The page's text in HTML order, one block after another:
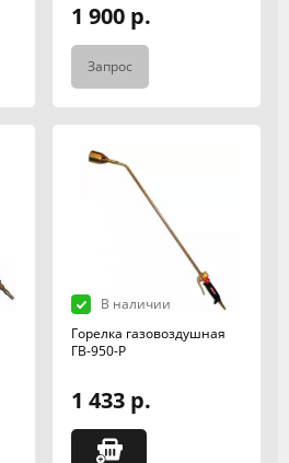
1 900 р.
Запрос
В наличии
Горелка газовоздушная
ГВ-950-Р
1 433 р.